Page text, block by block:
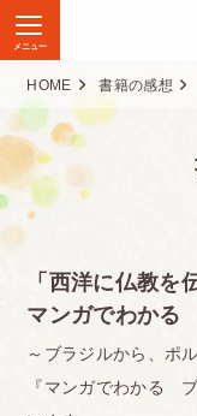
メニュー
HOME 書籍の感想
「西洋に仏教を
マンガでわかる
～ブラジルから、ポ
『マンガでわかる